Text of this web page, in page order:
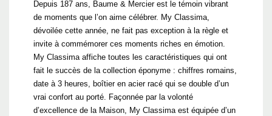
Depuis 187 ans, Baume & Mercier est le témoin vibrant
de moments que l’on aime célébrer. My Classima,
dévoilée cette année, ne fait pas exception à la règle et
invite à commémorer ces moments riches en émotion.
My Classima affiche toutes les caractéristiques qui ont
fait le succès de la collection éponyme : chiffres romains,
date à 3 heures, boîtier en acier racé qui se double d’un
vrai confort au porté. Façonnée par la volonté
d’excellence de la Maison, My Classima est équipée d’un